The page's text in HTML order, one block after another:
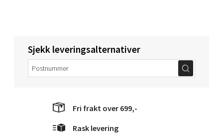
Sjekk leveringsalternativer
Fri frakt over 699,-
Rask levering
0 i butikk
Velg
Bergen - Oasen Senter